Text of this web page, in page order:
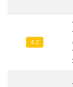
4.2